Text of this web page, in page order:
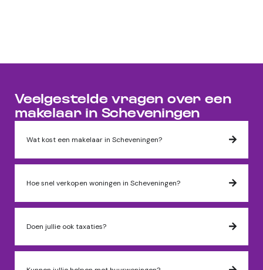
Veelgestelde vragen over een
makelaar in Scheveningen
Wat kost een makelaar in Scheveningen?
Hoe snel verkopen woningen in Scheveningen?
Doen jullie ook taxaties?